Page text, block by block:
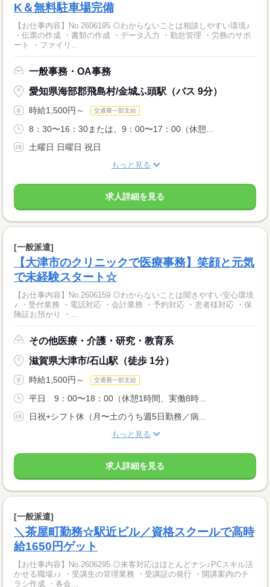
K＆無料駐車場完備
【お仕事内容】No.2606195 ◎わからないことは相談しやすい環境♪
・伝票の作成 ・書類の作成 ・データ入力 ・勤怠管理 ・労務のサポ
ート ・ファイリ...
一般事務・OA事務
愛知県海部郡飛島村/金城ふ頭駅（バス 9分）
時給1,500円～ 交通費一部支給
8：30〜16：30または、9：00〜17：00（休憩...
土曜日 日曜日 祝日
もっと見る
求人詳細を見る
[一般派遣]
【大津市のクリニックで医療事務】笑顔と元気
で未経験スタート☆
【お仕事内容】No.2606159 ◎わからないことは聞きやすい安心環境
♪ ・受付業務 ・電話対応 ・会計業務 ・予約対応 ・患者様対応 ・保
険証お預かり ・...
その他医療・介護・研究・教育系
滋賀県大津市/石山駅（徒歩 1分）
時給1,500円～ 交通費一部支給
平日 9：00〜18：00（休憩1時間、実働8時...
日祝+シフト休（月〜土のうち週5日勤務／病...
もっと見る
求人詳細を見る
[一般派遣]
＼茶屋町勤務☆駅近ビル／資格スクールで高時
給1650円ゲット
【お仕事内容】No.2606295 ◎来客対応はほとんどナシ♪PCスキル活
かせる職場♪♪ ・受講生の管理業務 ・受講証の発行 ・開講案内のチ
ラシ作成 ・各会...